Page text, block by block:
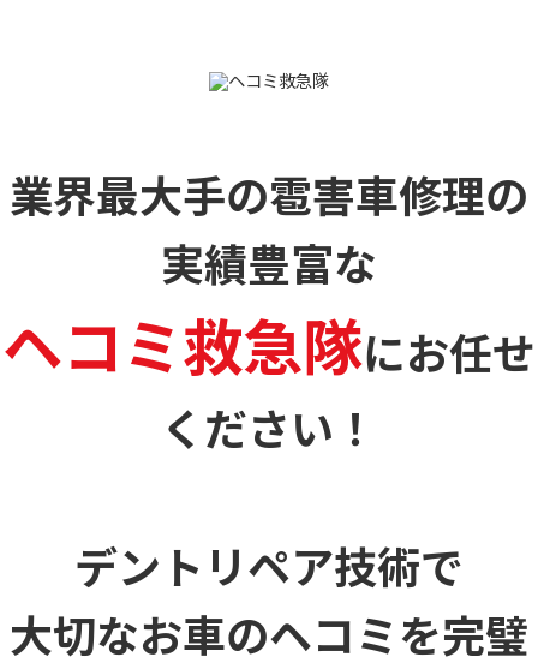
業界最大手の雹害車修理の
実績豊富な
ヘコミ救急隊にお任せ
ください！
デントリペア技術で
大切なお車のヘコミを完璧